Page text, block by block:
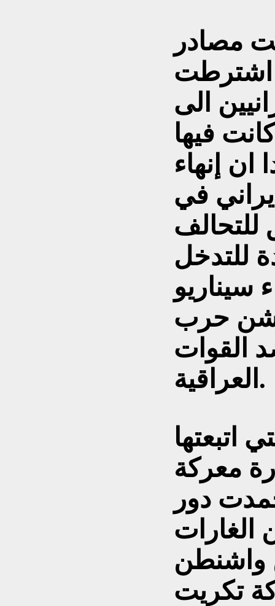
مصادر
اشترطت
الى
فيها
ان إنهاء
في
للتدخل
سيناريو
حرب
القوات
العراقية.
اتبعتها
معركة
دور
الغارات
واشنطن
تكريت